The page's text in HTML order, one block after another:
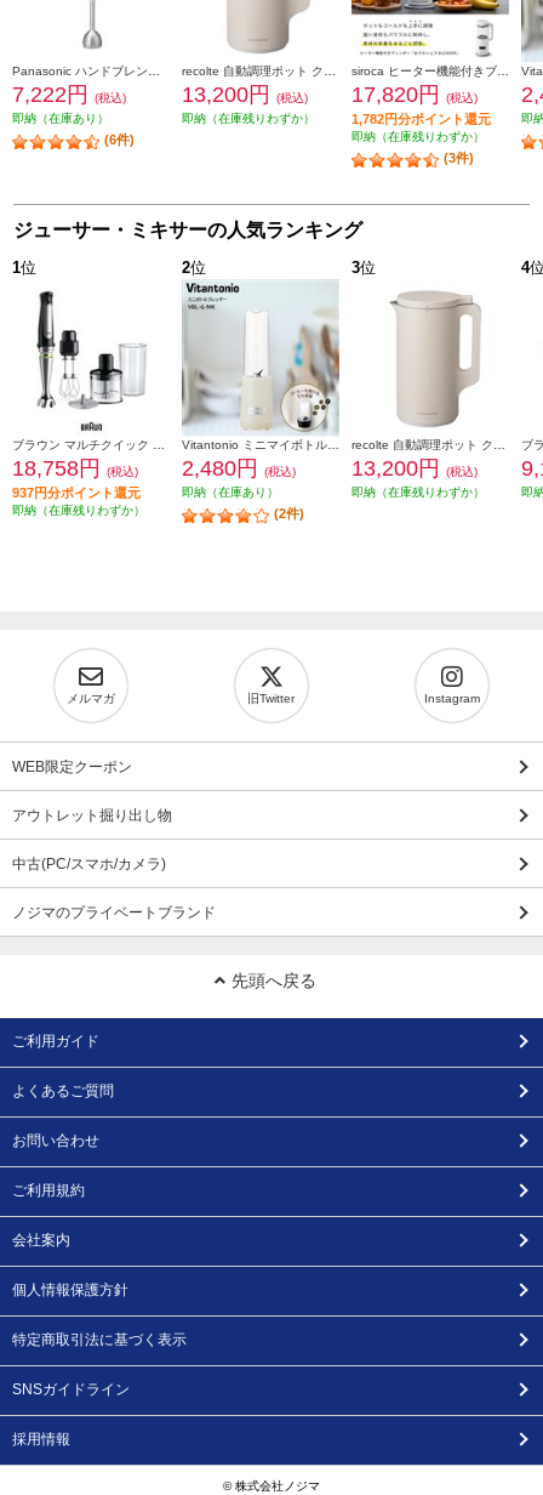
7,222円
(税込)
即納（在庫あり）
(6件)
13,200円
(税込)
即納（在庫残りわずか）
17,820円 (税込)
1,782円分ポイント還元
即納（在庫残りわずか）
(3件)
即
ジューサー・ミキサーの人気ランキング
1位
18,758円 (税込)
937円分ポイント還元
即納（在庫残りわずか）
2位
2,480円
(税込)
即納（在庫あり）
(2件)
3位
13,200円
(税込)
即納（在庫残りわずか）
4
即
メルマガ 旧Twitter Instagram
WEB限定クーポン
アウトレット掘り出し物
中古(PC/スマホ/カメラ)
ノジマのプライベートブランド
先頭へ戻る
ご利用ガイド
よくあるご質問
お問い合わせ
ご利用規約
会社案内
個人情報保護方針
特定商取引法に基づく表示
SNSガイドライン
採用情報
© 株式会社ノジマ